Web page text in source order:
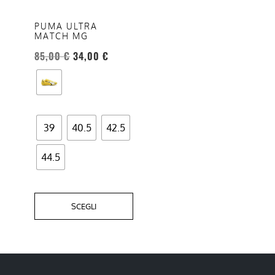
PUMA ULTRA
MATCH MG
85,00€ 34,00 €
39 40.5 42.5
44.5
SCEGLI
opzioni
possono
essere
scelte
nella
del
prodotto